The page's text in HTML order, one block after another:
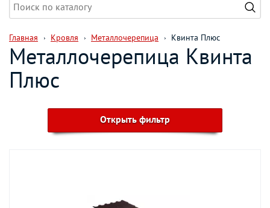
Главная Кровля Металлочерепица Квинта Плюс
Металлочерепица Квинта
Плюс
Открыть фильтр